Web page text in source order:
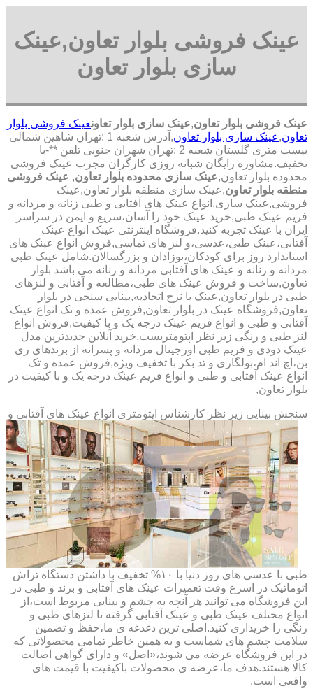
عینک فروشی بلوار تعاون,عینک
سازی بلوار تعاون
عینک فروشی بلوار تعاون,عینک سازی بلوار تعاونعینک فروشی بلوار
تعاون,عینک سازی بلوار تعاون
,آدرس شعبه 1 :تهران شاهین شمالی
بیست متری گلستان شعبه 2 :تهران شهران جنوبی تلفن **-با
تخفیف.مشاوره رایگان شبانه روزی کارگران مجرب عینک فروشی
محدوده بلوار تعاون,عینک سازی محدوده بلوار تعاون, عینک فروشی
منطقه بلوار تعاون,عینک سازی منطقه بلوار تعاون,عینک
فروشی,عینک سازی,انواع عینک های آفتابی و طبی زنانه و مردانه و
فریم عینک طبی,خرید عینک خود را آسان،سریع و ایمن در سراسر
ایران با عینک تجربه کنید.فروشگاه اینترنتی عینک انواع عینک
آفتابی،عینک طبی،عدسی،و لنز های تماسی,فروش انواع عینک های
استاندارد روز برای کودکان،نوزادان و بزرگسالان.شامل عینک طبی
مردانه و زنانه و عینک های آفتابی مردانه و زنانه می باشد بلوار
تعاون,ساخت و فروش عینک های طبی،مطالعه و آفتابی و لنزهای
طبی در بلوار تعاون,عینک با نرخ اتحادیه,بینایی سنجی در بلوار
تعاون,فروشگاه عینک در بلوار تعاون,فروش عمده و تک انواع عینک
آفتابی و طبی و انواع فریم عینک درجه یک و با کیفیت,فروش انواع
لنز طبی و رنگی زیر نظر اپتومتریست,خرید آنلاین جدیدترین مدل
عینک دودی و فریم طبی اورجینال مردانه و پسرانه از برندهای ری
بن،اچ اند ام،بولگاری و تد بکر با تخفیف ویژه,فروش عمده و تک
انواع عینک آفتابی و طبی و انواع فریم عینک درجه یک و با کیفیت در
بلوار تعاون,
سنجش بینایی زیر نظر کارشناس اپتومتری انواع عینک های آفتابی و
طبی با عدسی های روز دنیا با ۱۰% تخفیف با داشتن دستگاه تراش
اتوماتیک در اسرع وقت تعمیرات عینک های آفتابی و برند و طبی در
این فروشگاه می توانید هر آنچه به چشم و بینایی مربوط است،از
انواع مختلف عینک طبی و عینک آفتابی گرفته تا لنزهای طبی و
رنگی را خریداری کنید.اصلی ترین دغدغه ی ما،حفظ و تضمین
سلامت چشم های شماست و به همین خاطر تمامی محصولاتی که
در این فروشگاه عرضه می شوند،«اصل» و دارای گواهی اصالت
کالا هستند.هدف ما،عرضه ی محصولات باکیفیت با قیمت های
واقعی است.